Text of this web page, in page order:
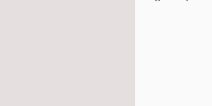
aqui...